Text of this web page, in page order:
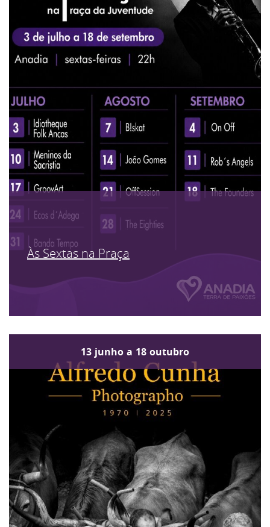
Às Sextas na Praça
13 junho a 18 outubro